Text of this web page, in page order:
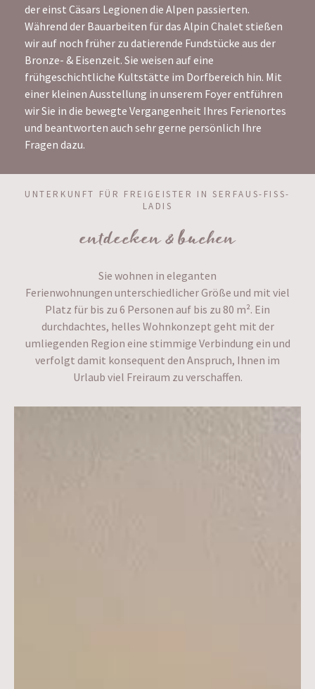
der einst Cäsars Legionen die Alpen passierten.
Während der Bauarbeiten für das Alpin Chalet stießen
wir auf noch früher zu datierende Fundstücke aus der
Bronze- & Eisenzeit. Sie weisen auf eine
frühgeschichtliche Kultstätte im Dorfbereich hin. Mit
einer kleinen Ausstellung in unserem Foyer entführen
wir Sie in die bewegte Vergangenheit Ihres Ferienortes
und beantworten auch sehr gerne persönlich Ihre
Fragen dazu.
UNTERKUNFT FÜR FREIGEISTER IN SERFAUS-FISS-
LADIS
entdecken & buchen
Sie wohnen in eleganten
Ferienwohnungen unterschiedlicher Größe und mit viel
Platz für bis zu 6 Personen auf bis zu 80 m². Ein
durchdachtes, helles Wohnkonzept geht mit der
umliegenden Region eine stimmige Verbindung ein und
verfolgt damit konsequent den Anspruch, Ihnen im
Urlaub viel Freiraum zu verschaffen.